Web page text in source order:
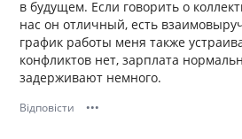
в будущем. Если говорить о
нас он отличный, есть
график работы меня также
конфликтов нет, зарплата
задерживают немного.
Відповісти •••